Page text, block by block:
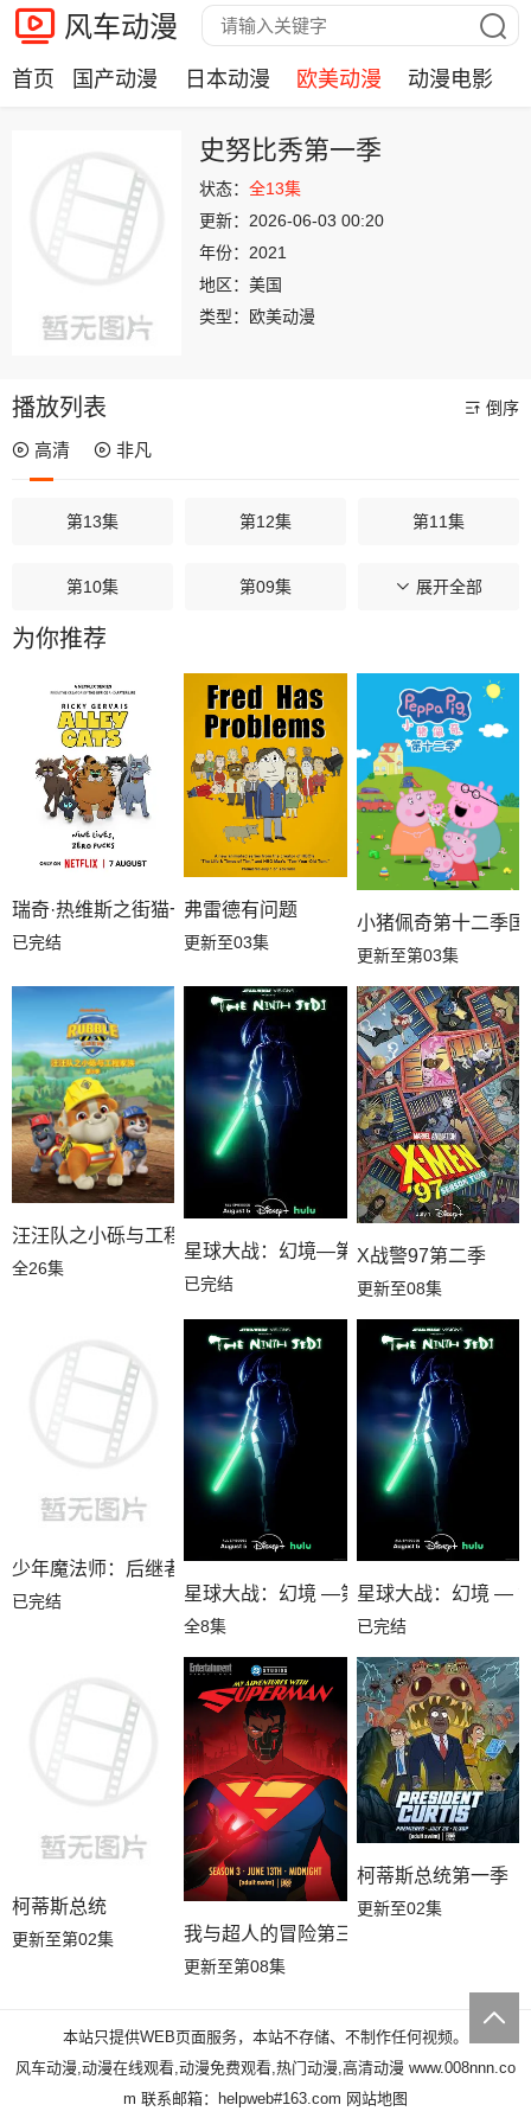
风车动漫
首页 国产动漫 日本动漫 欧美动漫 动漫电影
史努比秀第一季
状态： 全13集
更新： 2026-06-03 00:20
年份： 2021
地区： 美国
类型：
欧美动漫
播放列表 倒序
高清 非凡
第13集 第12集 第11集
第10集 第09集 第08集
第07集
第04集 第03集 第02集
第01集
展开全部
为你推荐
瑞奇·热维斯之街猫一族
已完结
弗雷德有问题
更新至03集
小猪佩奇第十二季国
更新至第03集
汪汪队之小砾与工程家族第三季国语
全26集
星球大战：幻境—第九个绝地武士
已完结
X战警97第二季
更新至08集
少年魔法师：后继者第三季
已完结 星球大战：幻境 —第九个绝地武士
全8集
星球大战：幻境 —
已完结
柯蒂斯总统
更新至第02集 我与超人的冒险第三季
更新至第08集
柯蒂斯总统第一季
更新至02集
本站只提供WEB页面服务，本站不存储、不制作任何视频。
风车动漫,动漫在线观看,动漫免费观看,热门动漫,高清动漫 www.008nnn.co
m 联系邮箱：helpweb#163.com 网站地图